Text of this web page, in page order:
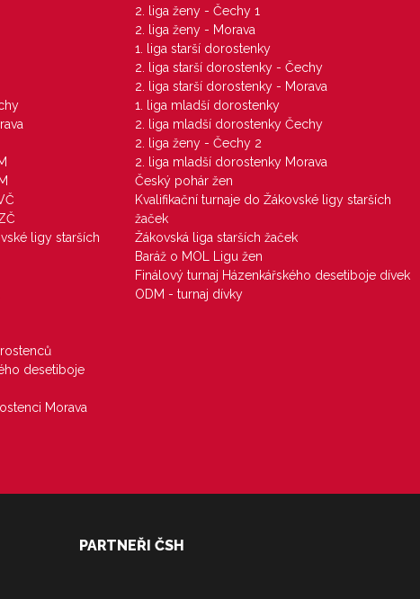
ligy starších
desetiboje
Morava
2. liga ženy - Čechy 1
2. liga ženy - Morava
1. liga starší dorostenky
2. liga starší dorostenky - Čechy
2. liga starší dorostenky - Morava
1. liga mladší dorostenky
2. liga mladší dorostenky Čechy
2. liga ženy - Čechy 2
2. liga mladší dorostenky Morava
Český pohár žen
Kvalifikační turnaje do Žákovské ligy starších
žaček
Žákovská liga starších žaček
Baráž o MOL Ligu žen
Finálový turnaj Házenkářského desetiboje dívek
ODM - turnaj dívky
PARTNEŘI ČSH